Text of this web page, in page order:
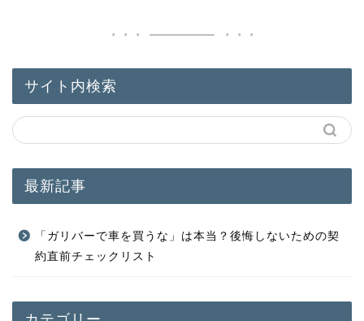
サイト内検索
最新記事
「ガリバーで車を買うな」は本当？後悔しないための契
約直前チェックリスト